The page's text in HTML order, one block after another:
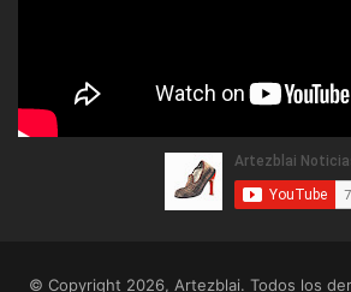
© Copyright 2026, Artezblai. Todos los